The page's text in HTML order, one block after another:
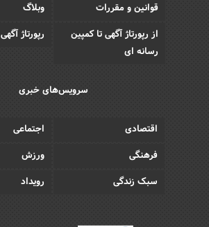
قوانین و مقررات
وبلاگ
از رپورتاژ آگهی تا کمپین
رسانه ای
رپورتاژ آگهی
سرویس‌های خبری
اقتصادی
اجتماعی
فرهنگی
ورزش
سبک زندگی
رویداد